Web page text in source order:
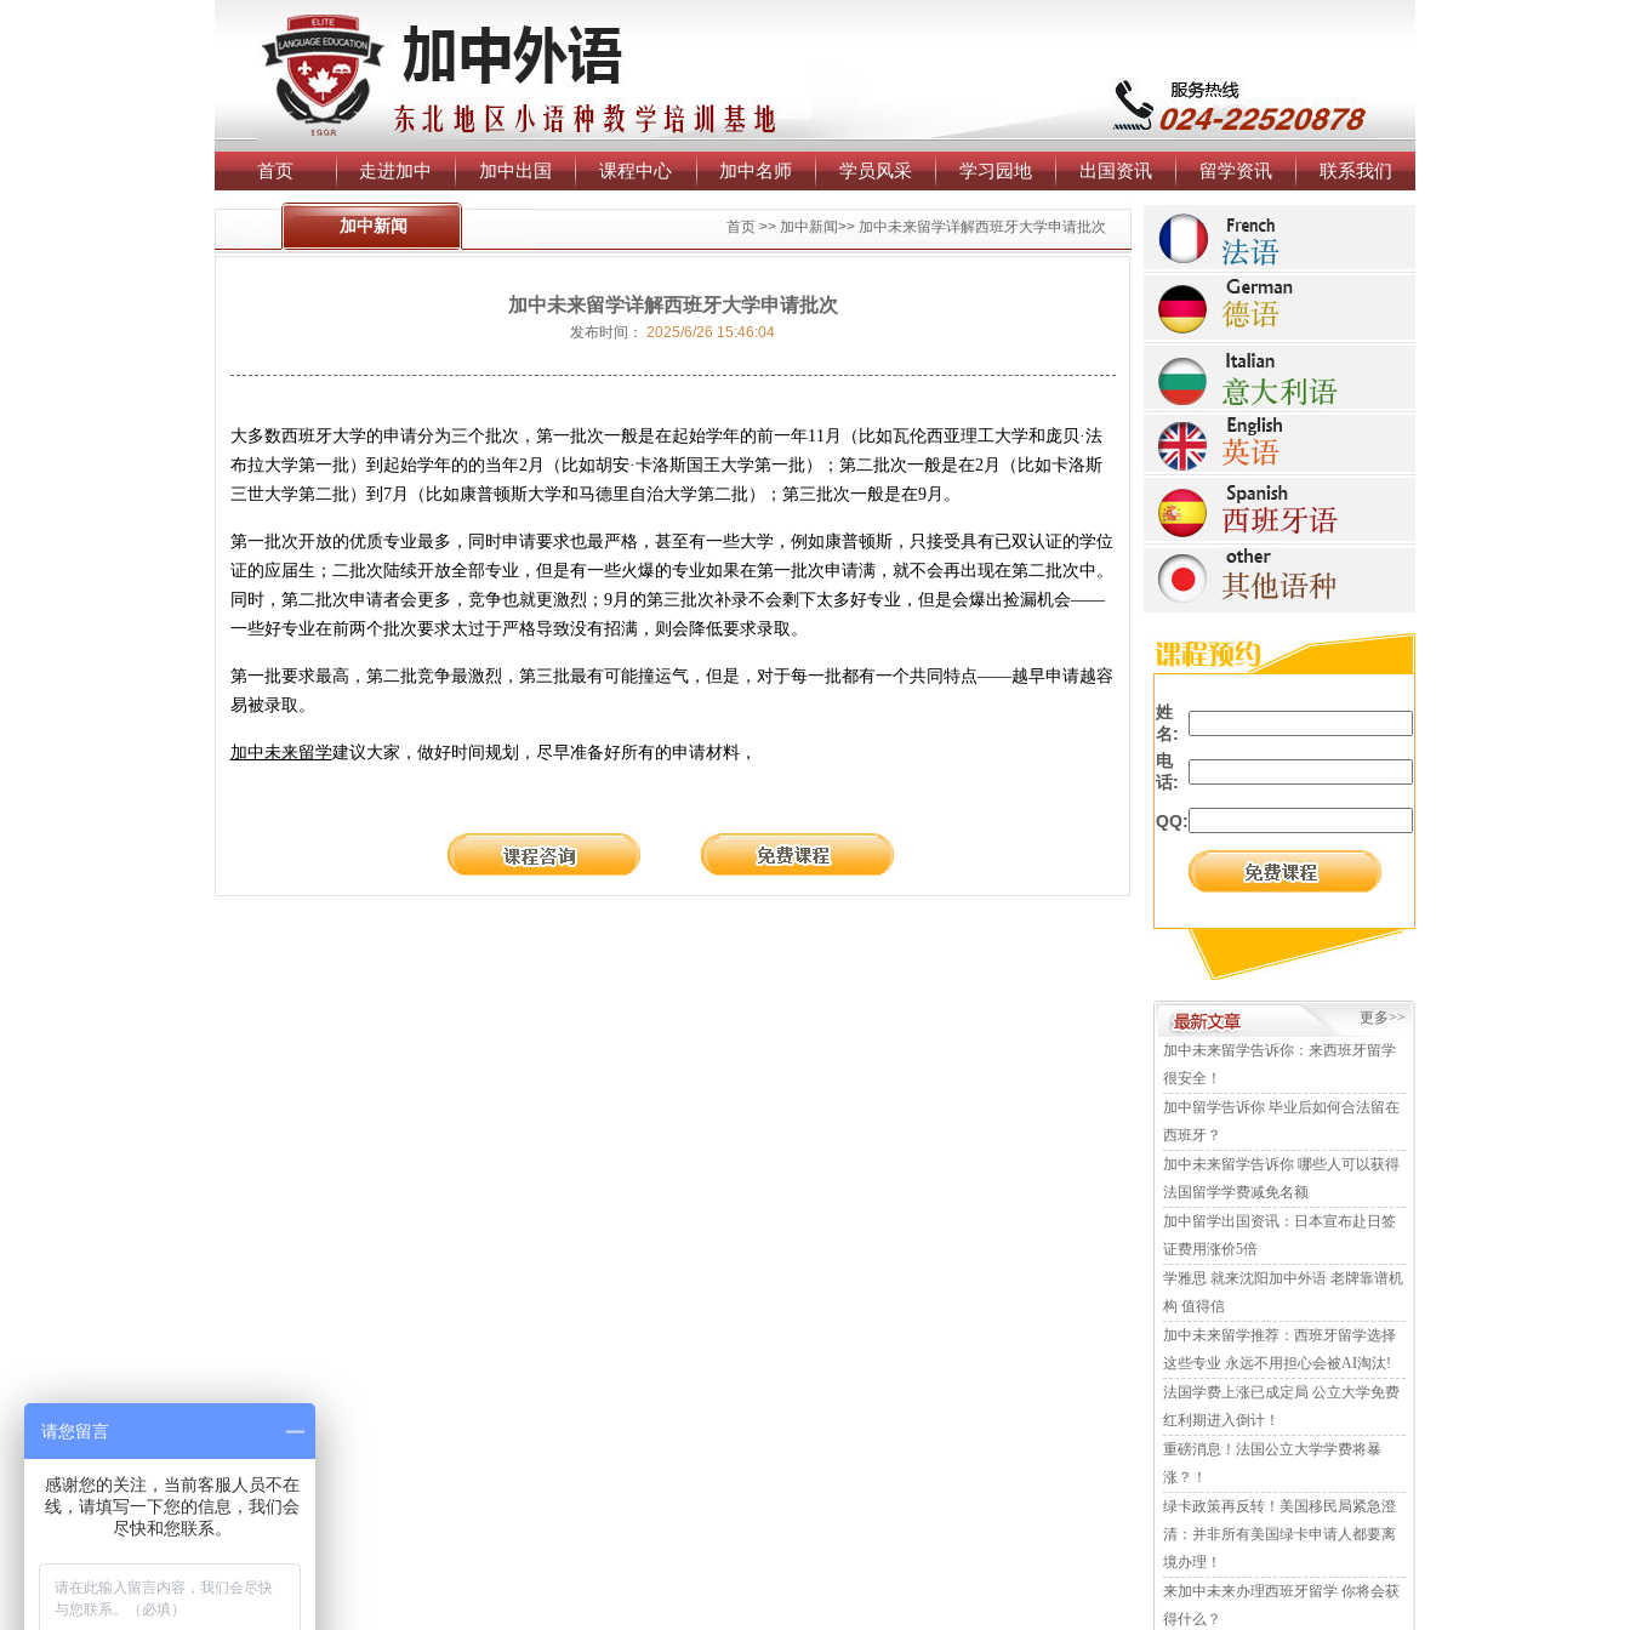
首页 走进加中 加中出国 课程中心 加中名师 学员风采 学习园地 出国资讯 留学资讯 联系我们
加中新闻 首页 >> 加中新闻>> 加中未来留学详解西班牙大学申请批次
加中未来留学详解西班牙大学申请批次
发布时间： 2025/6/26 15:46:04
大多数西班牙大学的申请分为三个批次，第一批次一般是在起始学年的前一年11月（比如瓦伦西亚理工大学和庞贝·法
布拉大学第一批）到起始学年的的当年2月（比如胡安·卡洛斯国王大学第一批）；第二批次一般是在2月（比如卡洛斯
三世大学第二批）到7月（比如康普顿斯大学和马德里自治大学第二批）；第三批次一般是在9月。
第一批次开放的优质专业最多，同时申请要求也最严格，甚至有一些大学，例如康普顿斯，只接受具有已双认证的学位
证的应届生；二批次陆续开放全部专业，但是有一些火爆的专业如果在第一批次申请满，就不会再出现在第二批次中。
同时，第二批次申请者会更多，竞争也就更激烈；9月的第三批次补录不会剩下太多好专业，但是会爆出捡漏机会——
一些好专业在前两个批次要求太过于严格导致没有招满，则会降低要求录取。
第一批要求最高，第二批竞争最激烈，第三批最有可能撞运气，但是，对于每一批都有一个共同特点——越早申请越容
易被录取。
加中未来留学建议大家，做好时间规划，尽早准备好所有的申请材料，
姓
名:
电
话:
QQ:
更多>>
加中未来留学告诉你：来西班牙留学
很安全！
加中留学告诉你 毕业后如何合法留在
西班牙？
加中未来留学告诉你 哪些人可以获得
法国留学学费减免名额
加中留学出国资讯：日本宣布赴日签
证费用涨价5倍
学雅思 就来沈阳加中外语 老牌靠谱机
构 值得信
加中未来留学推荐：西班牙留学选择
这些专业 永远不用担心会被AI淘汰!
法国学费上涨已成定局 公立大学免费
红利期进入倒计！
重磅消息！法国公立大学学费将暴
涨？！
绿卡政策再反转！美国移民局紧急澄
清：并非所有美国绿卡申请人都要离
境办理！
来加中未来办理西班牙留学 你将会获
得什么？
请您留言
感谢您的关注，当前客服人员不在
线，请填写一下您的信息，我们会
尽快和您联系。